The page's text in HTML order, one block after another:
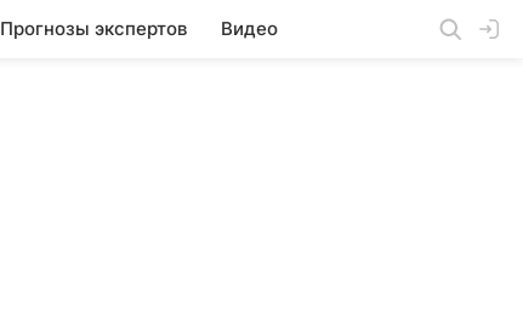
Прогнозы экспертов Видео